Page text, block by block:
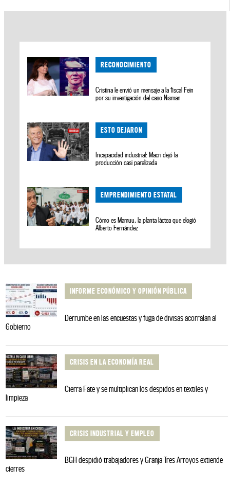
RECONOCIMIENTO
Cristina le envió un mensaje a la fiscal Fein
por su investigación del caso Nisman
ESTO DEJARON
Incapacidad industrial: Macri dejó la
producción casi paralizada
EMPRENDIMIENTO ESTATAL
Cómo es Mamuu, la planta láctea que elogió
Alberto Fernández
INFORME ECONÓMICO Y OPINIÓN PÚBLICA
Derrumbe en las encuestas y fuga de divisas acorralan al
Gobierno
CRISIS EN LA ECONOMÍA REAL
Cierra Fate y se multiplican los despidos en textiles y
limpieza
CRISIS INDUSTRIAL Y EMPLEO
BGH despidió trabajadores y Granja Tres Arroyos extiende
cierres